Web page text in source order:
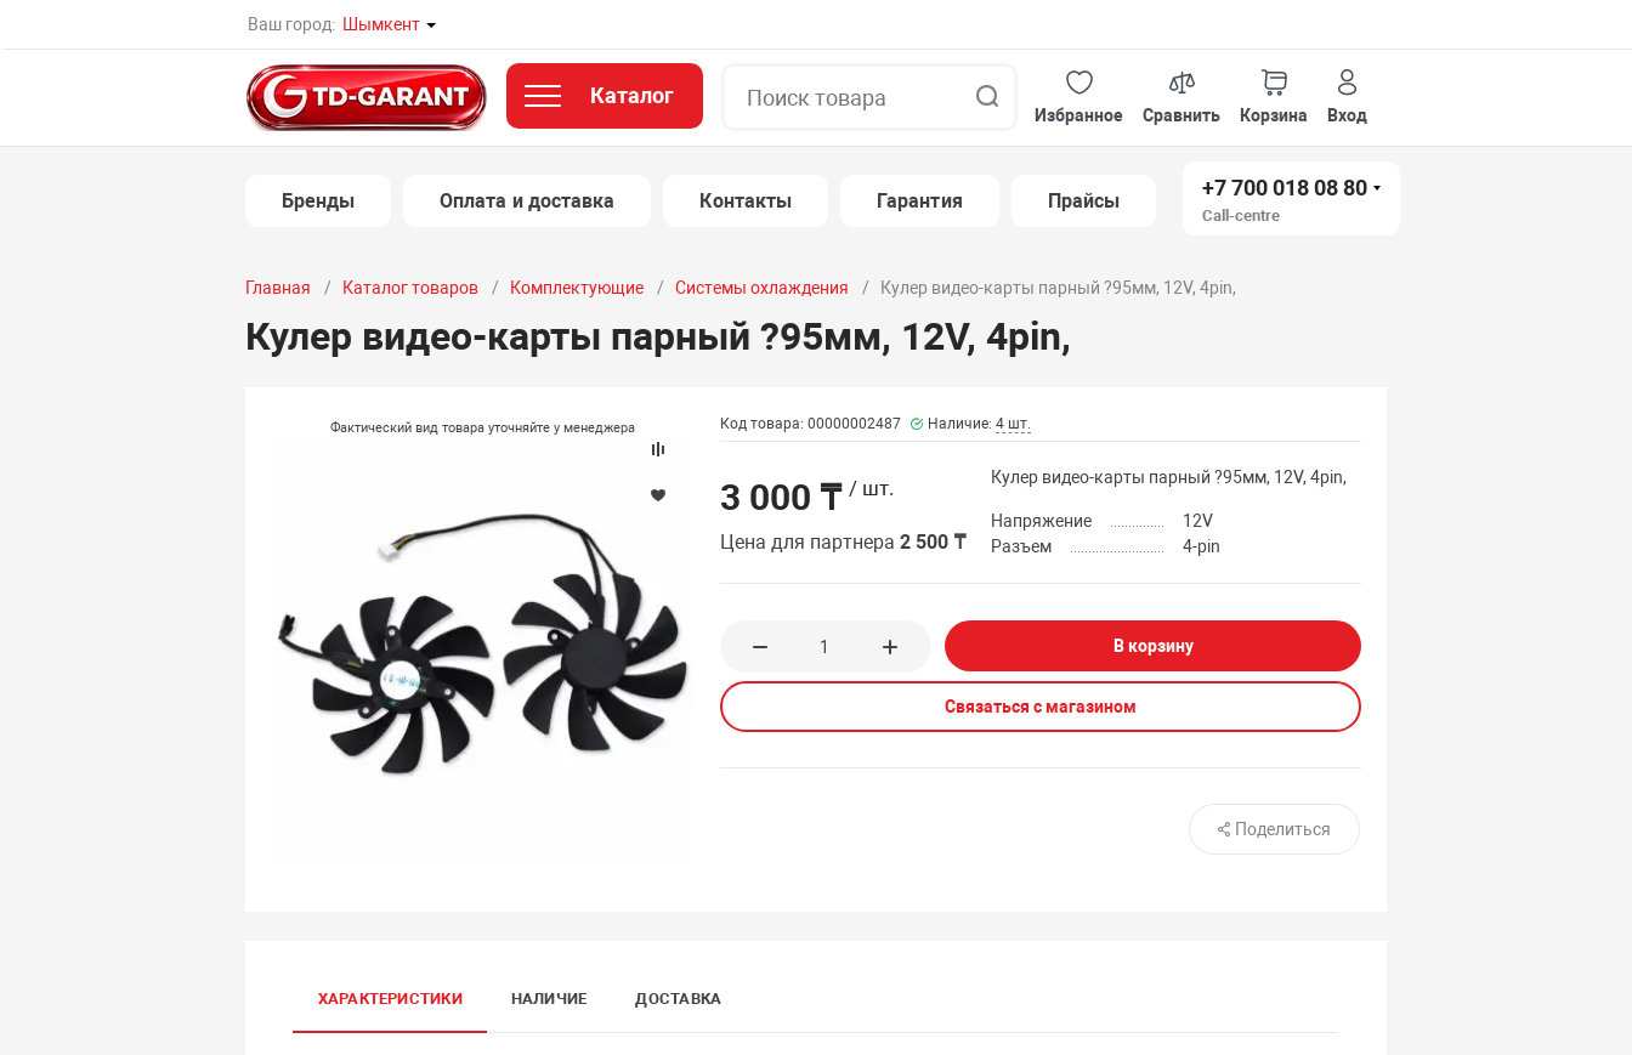
Ваш город: Шымкент
Каталог
Избранное
Сравнить Корзина Вход
Бренды Оплата и доставка Контакты Гарантия Прайсы
+7 700 018 08 80
Call-centre
Главная Каталог товаров Комплектующие Системы охлаждения Кулер видео-карты парный ?95мм, 12V, 4pin,
Кулер видео-карты парный ?95мм, 12V, 4pin,
Фактический вид товара уточняйте у менеджера Код товара: 00000002487 Наличие: 4 шт.
3 000 ₸ / шт.
Цена для партнера2 500 ₸
Кулер видео-карты парный ?95мм, 12V, 4pin,
Напряжение
12V
Разъем
4-pin
В корзину
Связаться с магазином
Поделиться
ХАРАКТЕРИСТИКИ НАЛИЧИЕ ДОСТАВКА